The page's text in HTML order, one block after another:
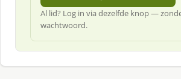
Al lid? Log in via dezelfde knop —
wachtwoord.